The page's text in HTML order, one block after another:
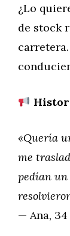
¿Lo
de stock
«Quería
me
pedían un
— Ana,